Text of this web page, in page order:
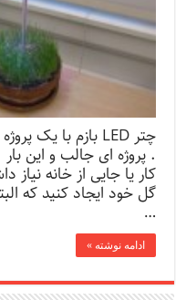
. پروژه ای جالب و این
کار یا جایی از خانه نیاز
گل خود ایجاد کنید که
…
ادامه نوشته »